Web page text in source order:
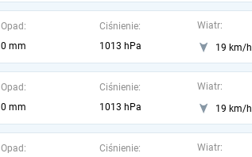
Opad:
0 mm
Ciśnienie:
1013 hPa
Wiatr:
19 km/h
Opad:
0 mm
Ciśnienie:
1013 hPa
Wiatr:
19 km/h
Opad:
Ciśnienie:
Wiatr: